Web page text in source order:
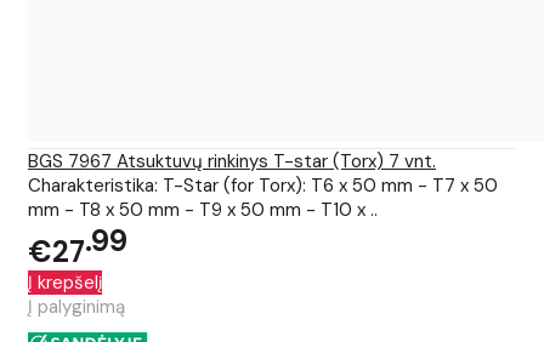
BGS 7967 Atsuktuvų rinkinys T-star (Torx) 7 vnt.
Charakteristika: T-Star (for Torx): T6 x 50 mm - T7 x 50
mm - T8 x 50 mm - T9 x 50 mm - T10 x ..
€27 99
Į krepšelį
Į palyginimą